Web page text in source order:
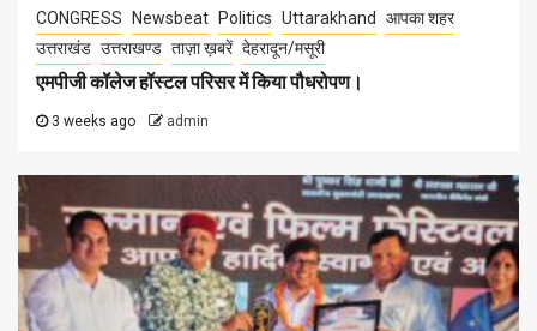
CONGRESS Newsbeat Politics Uttarakhand
आपका शहर
उत्तराखंड उत्तराखण्ड ताज़ा ख़बरें देहरादून/मसूरी
एमपीजी कॉलेज हॉस्टल परिसर में किया पौधरोपण।
3 weeks ago admin